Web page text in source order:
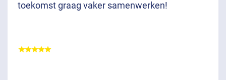
toekomst graag vaker samenwerken!